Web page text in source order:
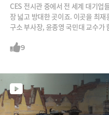
CES 전시관 중에서 전 세계 대기업
장 넓고 방대한 곳이죠. 이곳을 최
구소 부사장, 윤종영 국민대 교수가
가 있는 모빌리티관과 헬스케어까
9